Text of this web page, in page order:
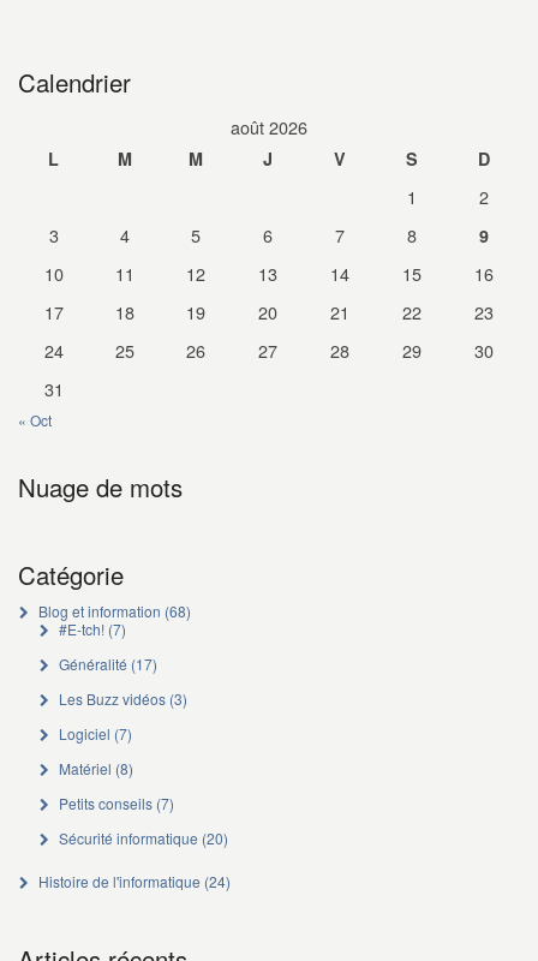
Calendrier
août 2026
L M M J V S D
1
2
3
4 5 6 7 8 9
10 11 12 13 14 15
16
17
18 19 20 21 22
23
24
25 26 27 28 29
30
31
« Oct
Nuage de mots
Catégorie
Blog et information (68)
#E-tch!(7)
Généralité (17)
Les Buzz vidéos(3)
Logiciel (7)
Matériel (8)
Petits conseils(7)
Sécurité informatique (20)
Histoire de l'informatique (24)